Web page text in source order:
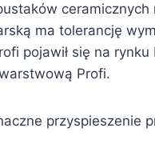
ceramicznych
ma tolerancję
pojawił się na
Profi.